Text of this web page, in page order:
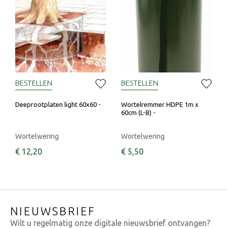
Deeprootplaten light 60x60 -
Wortelwering
€ 12,20
BESTELLEN
Wortelremmer HDPE 1m x
60cm (L-B) -
Wortelwering
€ 5,50
BESTELLEN
NIEUWSBRIEF
Wilt u regelmatig onze digitale nieuwsbrief ontvangen?